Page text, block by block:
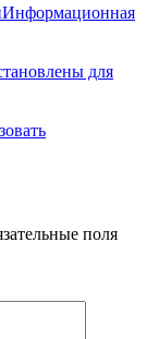
Информационная
для
поля